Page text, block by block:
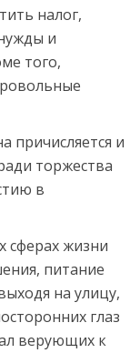
налог,
и
того,
причисляется и
торжества
в
сферах жизни
питание
на улицу,
глаз
верующих к